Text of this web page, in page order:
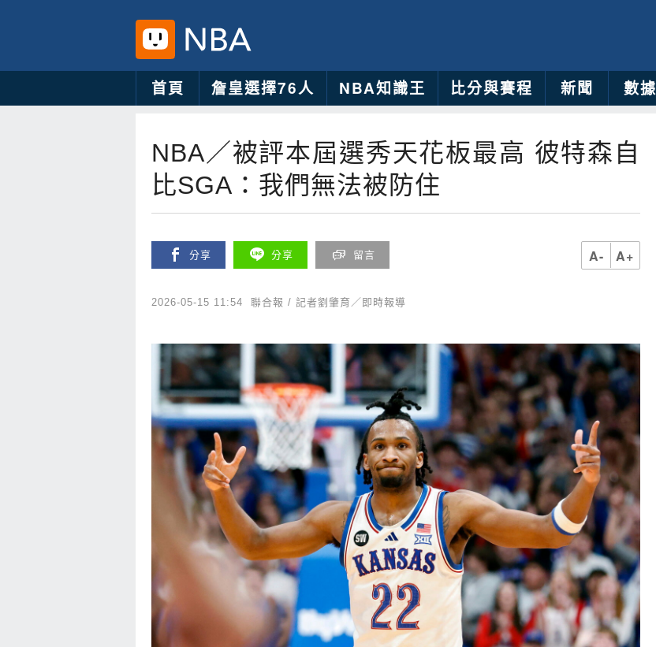
首頁 詹皇選擇76人 NBA知識王 比分與賽程 新聞 數據
NBA／被評本屆選秀天花板最高 彼特森自
比SGA：我們無法被防住
分享 分享 留言 A- A+
2026-05-15 11:54 聯合報 / 記者劉肇育／即時報導